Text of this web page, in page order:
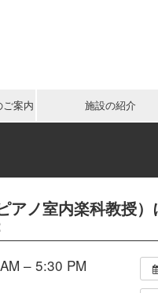
案内 施設の紹介
アノ室内楽科教授）
– 5:30 PM